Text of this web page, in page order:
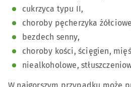
cukrzyca typu II,
choroby pęcherzyka
bezdech senny,
choroby kości, ścięgien,
niealkoholowe,